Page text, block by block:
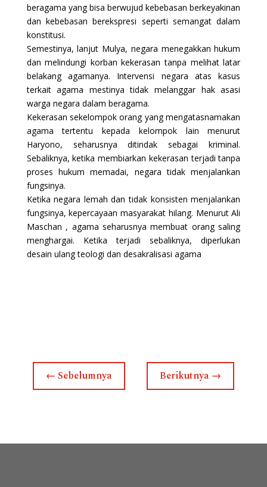
beragama yang bisa berwujud kebebasan berkeyakinan
dan kebebasan berekspresi seperti semangat dalam
konstitusi.
Semestinya, lanjut Mulya, negara menegakkan hukum
dan melindungi korban kekerasan tanpa melihat latar
belakang agamanya. Intervensi negara atas kasus
terkait agama mestinya tidak melanggar hak asasi
warga negara dalam beragama.
Kekerasan sekelompok orang yang mengatasnamakan
agama tertentu kepada kelompok lain menurut
Haryono, seharusnya ditindak sebagai kriminal.
Sebaliknya, ketika membiarkan kekerasan terjadi tanpa
proses hukum memadai, negara tidak menjalankan
fungsinya.
Ketika negara lemah dan tidak konsisten menjalankan
fungsinya, kepercayaan masyarakat hilang. Menurut Ali
Maschan , agama seharusnya membuat orang saling
menghargai. Ketika terjadi sebaliknya, diperlukan
desain ulang teologi dan desakralisasi agama
← Sebelumnya Berikutnya →